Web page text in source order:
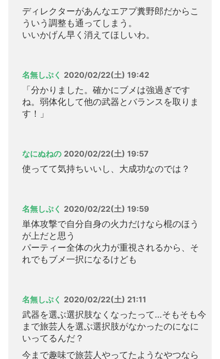
ディレクターがあんなエアプ糞野郎だからこ
ういう調整も通ってしまう。
いいかげん早く消えてほしいわ。
名無しぷく 2020/02/22(土) 19:42
「分かりました。確かにブメは強過ぎです
ね。弱体化して他の武器とバランスを取りま
す！」
なにぬねの 2020/02/22(土) 19:57
使ってて気持ちいいし、大成功なのでは？
名無しぷく 2020/02/22(土) 19:59
単体攻撃で自分自身の火力だけなら棍のほう
が上だと思う
パーティー全体の火力が重視されるから、そ
れでもブメ一択になるけども
名無しぷく 2020/02/22(土) 21:11
武器を選ぶ選択肢なくなったって…そもそも今
まで旅芸人を選ぶ選択肢がなかったのになに
いってるんだ？
今まで趣味で旅芸人やってたようなやつなら